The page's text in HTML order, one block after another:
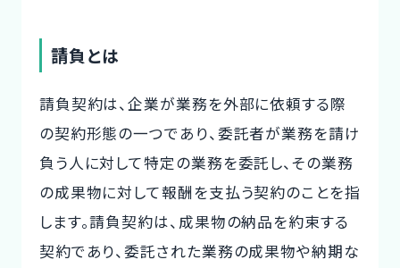
請負とは
請負契約は、企業が業務を外部に依頼する際
の契約形態の一つであり、委託者が業務を請け
負う人に対して特定の業務を委託し、その業務
の成果物に対して報酬を支払う契約のことを指
します。請負契約は、成果物の納品を約束する
契約であり、委託された業務の成果物や納期な